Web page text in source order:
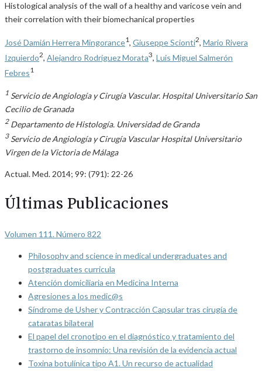
Histological analysis of the wall of a healthy and varicose vein and
their correlation with their biomechanical properties
José Damián Herrera Mingorance1, Giuseppe Scionti2, Mario Rivera
Izquierdo2, Alejandro Rodríguez Morata3, Luis Miguel Salmerón
Febres1
1 Servicio de Angiología y Cirugía Vascular. Hospital Universitario San
Cecilio de Granada
2Departamento de Histología. Universidad de Granda
3Servicio de Angiología y Cirugía Vascular Hospital Universitario
Virgen de la Victoria de Málaga
Actual. Med. 2014; 99: (791): 22-26
Últimas Publicaciones
Volumen 111. Número 822
Philosophy and science in medical undergraduates and
postgraduates curricula
Atención domiciliaria en Medicina Interna
Agresiones a los medic@s
Síndrome de Usher y Contracción Capsular tras cirugía de
cataratas bilateral
El papel del cronotipo en el diagnóstico y tratamiento del
trastorno de insomnio: Una revisión de la evidencia actual
Toxina botulínica tipo A1. Un recurso de actualidad